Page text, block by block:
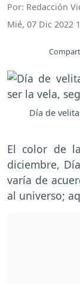
Por: Redacción
Mié, 07 Dic 2022
Día de
El color de
diciembre,
varía de
al universo;